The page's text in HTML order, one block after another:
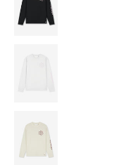
WHITE/CHERRY